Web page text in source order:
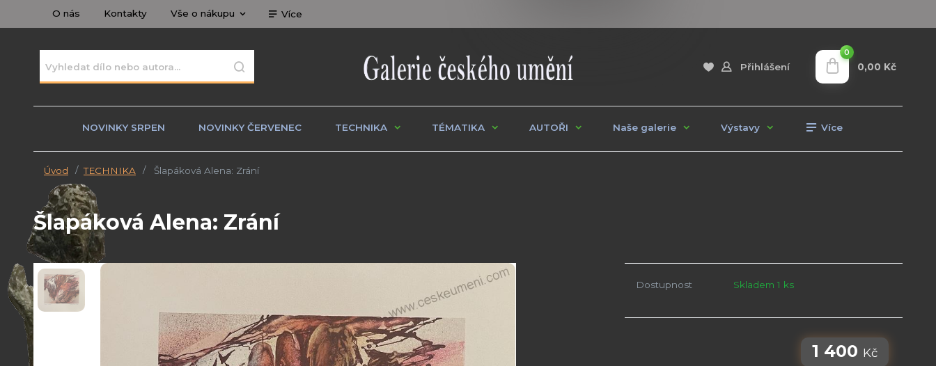
O nás Kontakty Vše o nákupu Více
Přihlášení
0
0,00 Kč
NOVINKY SRPEN NOVINKY ČERVENEC TECHNIKA TÉMATIKA AUTOŘI Naše galerie Výstavy Více
Úvod TECHNIKA Šlapáková Alena: Zrání
Šlapáková Alena: Zrání
Dostupnost Skladem 1 ks
1 400 Kč